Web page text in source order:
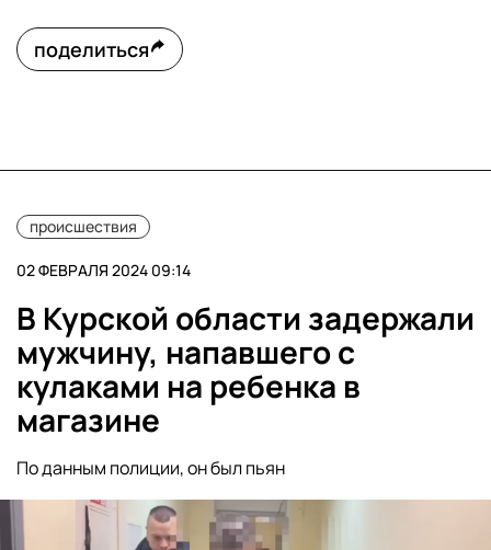
поделиться
происшествия
02 ФЕВРАЛЯ 2024 09:14
В Курской области задержали
мужчину, напавшего с
кулаками на ребенка в
магазине
По данным полиции, он был пьян